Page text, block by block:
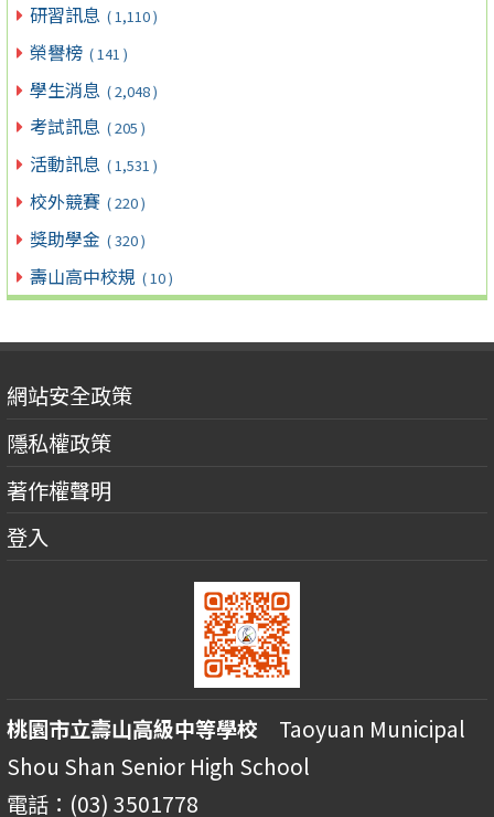
研習訊息 ( 1,110 )
榮譽榜 ( 141 )
學生消息 ( 2,048 )
考試訊息 ( 205 )
活動訊息 ( 1,531 )
校外競賽 ( 220 )
獎助學金 ( 320 )
壽山高中校規 ( 10 )
網站安全政策
隱私權政策
著作權聲明
登入
桃園市立壽山高級中等學校 Taoyuan Municipal
Shou Shan Senior High School
電話：(03) 3501778